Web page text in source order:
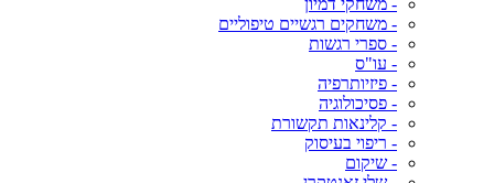
- משחקי דמיון
- משחקים רגשיים טיפוליים
- ספרי רגשות
- עו"ס
- פיזיותרפיה
- פסיכולוגיה
- קלינאות תקשורת
- ריפוי בעיסוק
- שיקום